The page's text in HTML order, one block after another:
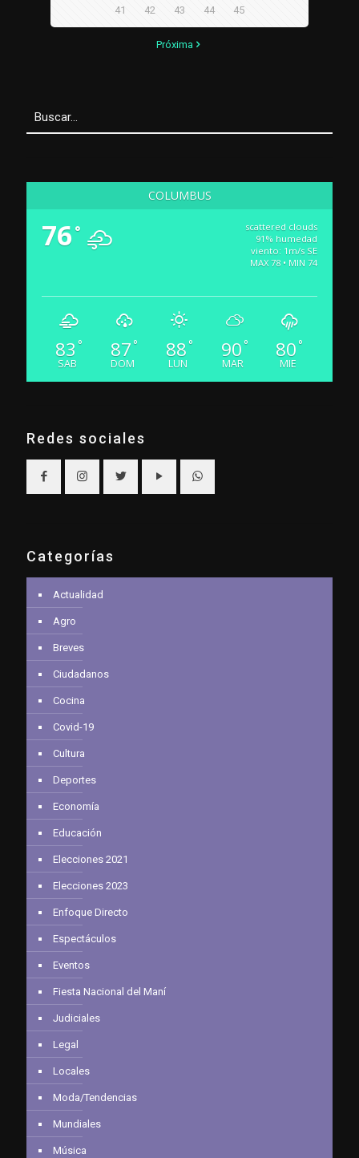
41 42 43 44 45
Próxima
COLUMBUS
76°
scattered clouds
91% humedad
viento: 1m/s SE
MAX 78 • MIN 74
83 °
SAB
87 °
DOM
88 °
LUN
90 °
MAR
80 °
MIE
Redes sociales
Categorías
Actualidad
Agro
Breves
Ciudadanos
Cocina
Covid-19
Cultura
Deportes
Economía
Educación
Elecciones 2021
Elecciones 2023
Enfoque Directo
Espectáculos
Eventos
Fiesta Nacional del Maní
Judiciales
Legal
Locales
Moda/Tendencias
Mundiales
Música